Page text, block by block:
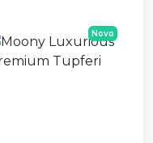
Novo